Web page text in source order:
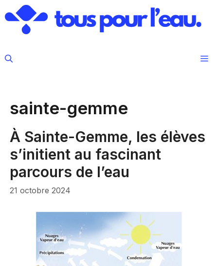
au
contenu
sainte-gemme
À Sainte-Gemme, les élèves
s’initient au fascinant
parcours de l’eau
21 octobre 2024